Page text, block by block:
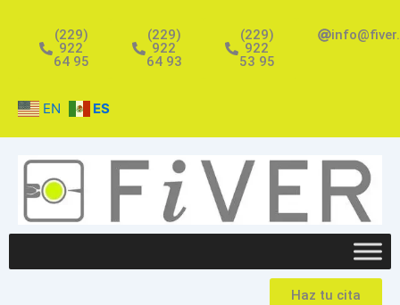
contenido
(229)
922
64 95
(229)
922
64 93
(229)
922
53 95
EN ES
Haz tu cita